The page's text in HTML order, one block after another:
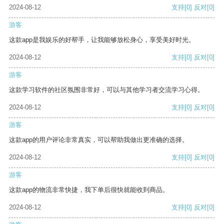
2024-08-12 支持[0] 反对[0]
游客
这款app是我娱乐的好帮手，让我能够放松身心，享受美好时光。
2024-08-12 支持[0] 反对[0]
游客
这款学习软件的社区氛围非常好，可以与其他学习者交流学习心得。
2024-08-12 支持[0] 反对[0]
游客
这款app的用户评论非常真实，可以帮助我做出更准确的选择。
2024-08-12 支持[0] 反对[0]
游客
这款app的物流非常快捷，我下单后很快就能收到商品。
2024-08-12 支持[0] 反对[0]